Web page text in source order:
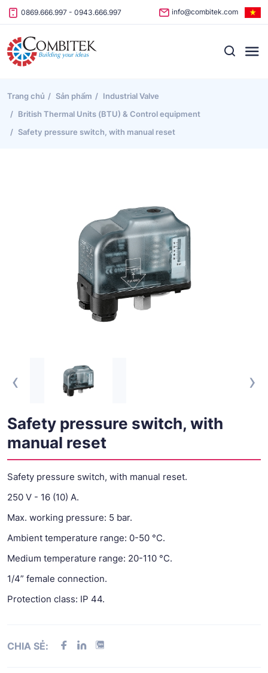
Skip to content
0869.666.997 - 0943.666.997 info@combitek.com
Trang chủ Sản phẩm
Industrial Valve
British Thermal Units (BTU) & Control equipment
Safety pressure switch, with manual reset
‹ ›
Safety pressure switch, with
manual reset
Safety pressure switch, with manual reset.
250 V - 16 (10) A.
Max. working pressure: 5 bar.
Ambient temperature range: 0-50 °C.
Medium temperature range: 20-110 °C.
1/4” female connection.
Protection class: IP 44.
CHIA SẺ: